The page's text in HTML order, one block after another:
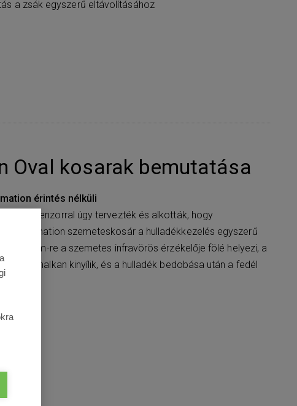
a zsák egyszerű eltávolításához
Oval kosarak bemutatása
érintés nélküli
szenzorral úgy tervezték és alkották, hogy
A Helpmation szemeteskosár a hulladékkezelés egyszerű
20 cm-re a szemetes infravörös érzékelője fölé helyezi, a
halkan kinyílik, és a hulladék bedobása után a fedél